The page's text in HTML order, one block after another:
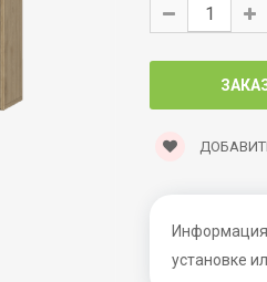
Информация
установке